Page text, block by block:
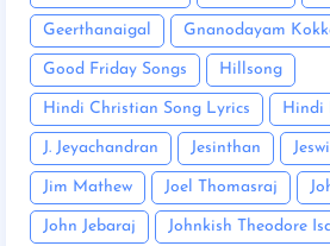
Geerthanaigal Gnanodayam
Good Friday Songs Hillsong
Hindi Christian Song Lyrics Hindi
J. Jeyachandran Jesinthan
Jim Mathew Joel Thomasraj
John Jebaraj Johnkish Theodore